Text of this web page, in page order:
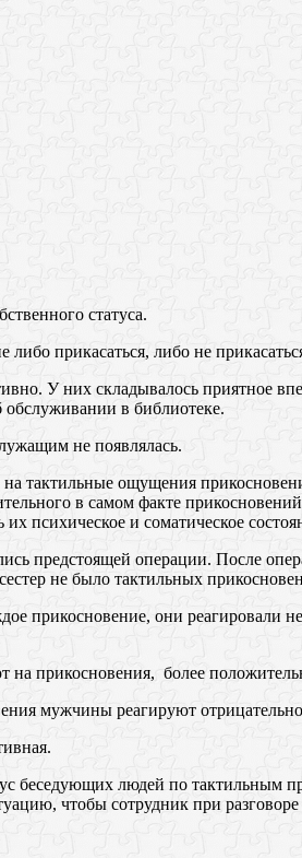
статуса.
прикасаться, либо не
У них складывалось приятное
в библиотеке.
не появлялась.
тактильные ощущения
в самом факте
психическое и соматическое
предстоящей операции. После
не было тактильных
прикосновение, они реагировали
на прикосновения, более
мужчины реагируют
беседующих людей по тактильным
чтобы сотрудник при